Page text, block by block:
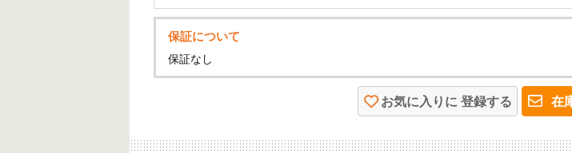
保証について
保証なし
在
お気に入りに 登録する